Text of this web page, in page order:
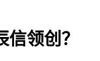
领创？